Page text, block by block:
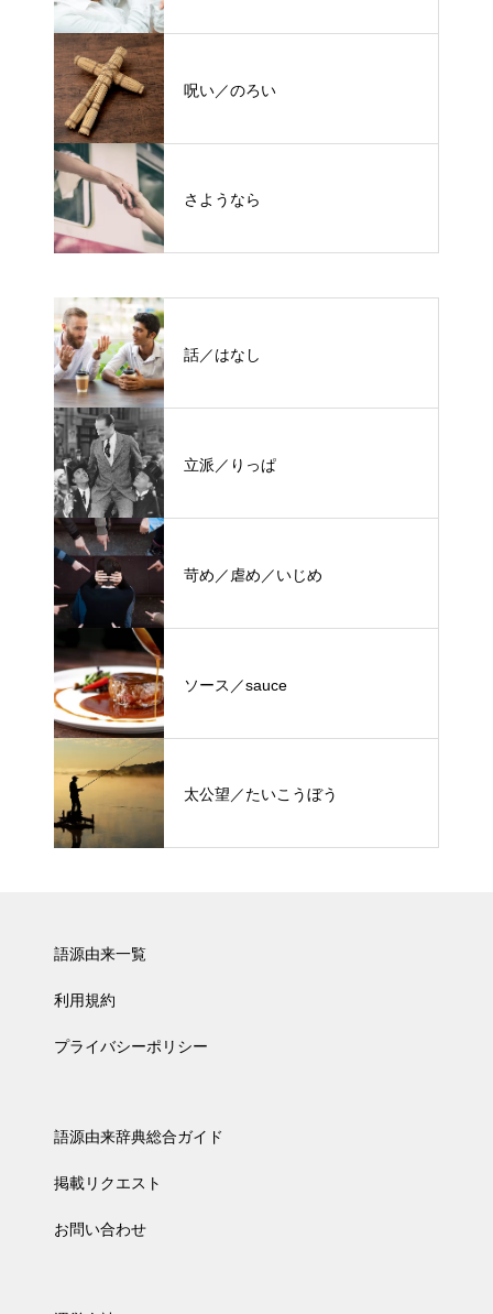
呪い／のろい
さようなら
話／はなし
立派／りっぱ
苛め／虐め／いじめ
ソース／sauce
太公望／たいこうぼう
語源由来一覧
利用規約
プライバシーポリシー
語源由来辞典総合ガイド
掲載リクエスト
お問い合わせ